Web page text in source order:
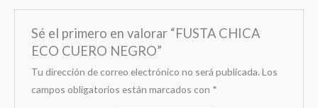
Sé el primero en valorar “FUSTA CHICA
ECO CUERO NEGRO”
Tu dirección de correo electrónico no será publicada. Los
campos obligatorios están marcados con *